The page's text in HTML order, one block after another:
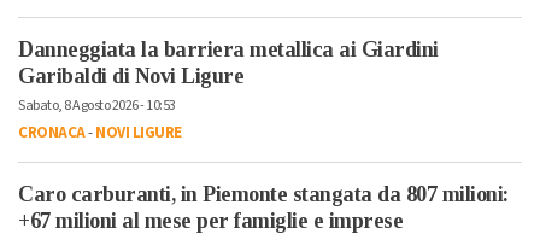
Danneggiata la barriera metallica ai Giardini
Garibaldi di Novi Ligure
Sabato, 8 Agosto 2026 - 10:53
CRONACA-NOVI LIGURE
Caro carburanti, in Piemonte stangata da 807 milioni:
+67 milioni al mese per famiglie e imprese